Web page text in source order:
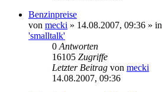
Benzinpreise
von mecki » 14.08.2007, 09:36 » in
'smalltalk'
0 Antworten
16105 Zugriffe
Letzter Beitrag von mecki
14.08.2007, 09:36